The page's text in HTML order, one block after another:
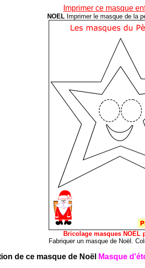
Imprimer ce masque
NOEL Imprimer le masque de la
Bricolage masques NOEL
Fabriquer un masque de Noël.
de ce masque de Noël
Masque